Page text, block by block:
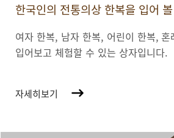
한국인의 전통의상 한복을 입어
여자 한복, 남자 한복, 어린이 한복, 혼
입어보고 체험할 수 있는 상자입니다.
자세히보기